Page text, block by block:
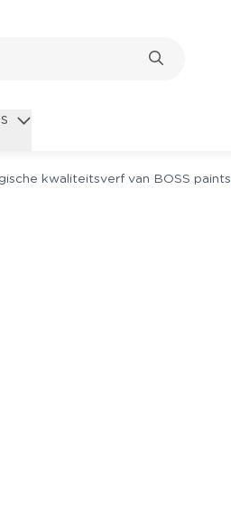
kwaliteitsverf van BOSS paints